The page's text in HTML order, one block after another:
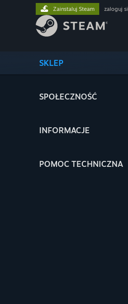
SKLEP
SPOŁECZNOŚĆ
INFORMACJE
POMOC TECHNICZNA
Zainstaluj Steam zaloguj